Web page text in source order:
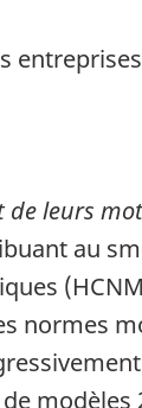
de leurs
au
normes